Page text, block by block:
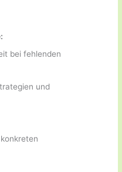
bei fehlenden
und